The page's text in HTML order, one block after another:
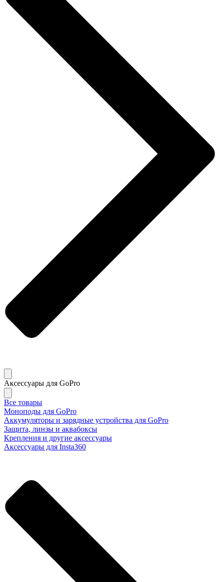
Аксессуары для GoPro
Все товары
Моноподы для GoPro
Аккумуляторы и зарядные устройства для GoPro
Защита, линзы и аквабоксы
Крепления и другие аксессуары
Аксессуары для Insta360